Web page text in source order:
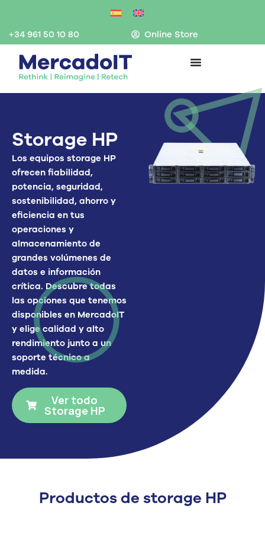
contenido
+34 961 50 10 80 Online Store
Storage HP
Los equipos storage HP
ofrecen fiabilidad,
potencia, seguridad,
sostenibilidad, ahorro y
eficiencia en tus
operaciones y
almacenamiento de
grandes volúmenes de
datos e información
crítica. Descubre todas
las opciones que tenemos
disponibles en MercadoIT
y elige calidad y alto
rendimiento junto a un
soporte técnico a
medida.
Ver todo
Storage HP
Productos de storage HP